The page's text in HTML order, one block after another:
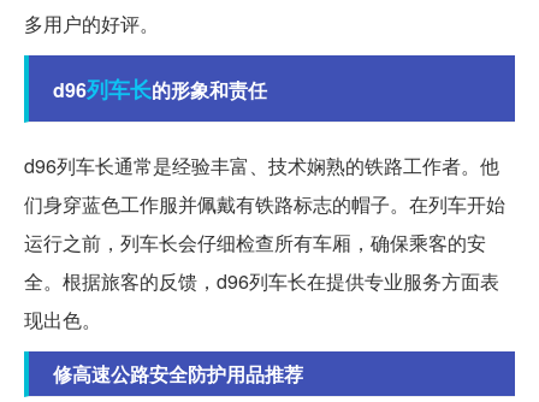
多用户的好评。
d96列车长的形象和责任
d96列车长通常是经验丰富、技术娴熟的铁路工作者。他
们身穿蓝色工作服并佩戴有铁路标志的帽子。在列车开始
运行之前，列车长会仔细检查所有车厢，确保乘客的安
全。根据旅客的反馈，d96列车长在提供专业服务方面表
现出色。
修高速公路安全防护用品推荐